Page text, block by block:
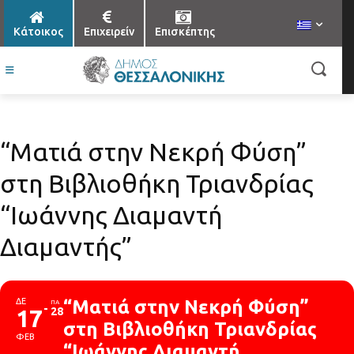
Κάτοικος Επιχειρείν Επισκέπτης
“Ματιά στην Νεκρή Φύση”
στη Βιβλιοθήκη Τριανδρίας
“Ιωάννης Διαμαντή
Διαμαντής”
ΔΕ
17
ΦΕΒ
ΠΑ
28“Ματιά στην Νεκρή Φύση”
στη Βιβλιοθήκη Τριανδρίας